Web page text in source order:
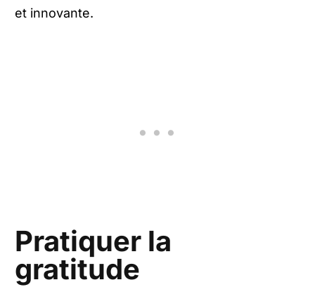
et innovante.
Pratiquer la
gratitude